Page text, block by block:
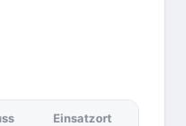
Einsatzort